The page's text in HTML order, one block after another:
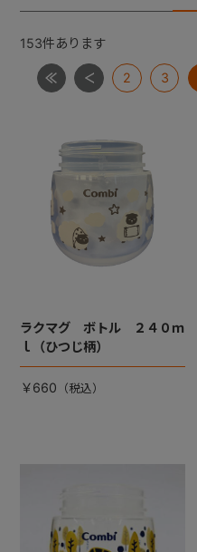
153件あります
2 3
ラクマグ ボトル ２４０ｍ
ｌ（ひつじ柄）
￥660